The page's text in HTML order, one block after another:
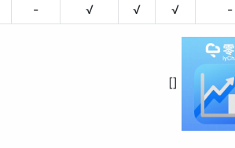
- √ √ √ -
[]